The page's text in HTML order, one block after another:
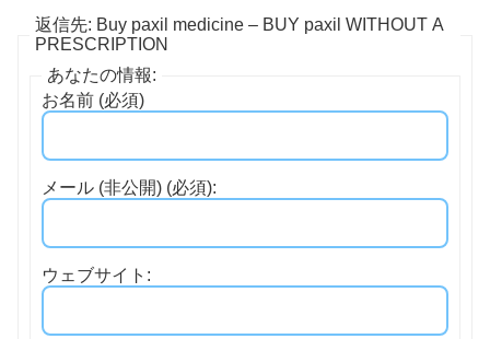
返信先: Buy paxil medicine – BUY paxil WITHOUT A
PRESCRIPTION
あなたの情報:
お名前 (必須)
メール (非公開) (必須):
ウェブサイト: